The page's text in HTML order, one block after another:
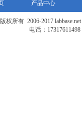
产品中心
版权所有 2006-2017
电话：